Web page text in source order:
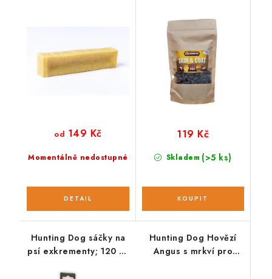
Momentálně nedostupné
od 149 Kč
Skladem (>5 ks)
119 Kč
Hunting Dog sáčky na
psí exkrementy; 120 ks
Hunting Dog Hovězí
Angus s mrkví pro